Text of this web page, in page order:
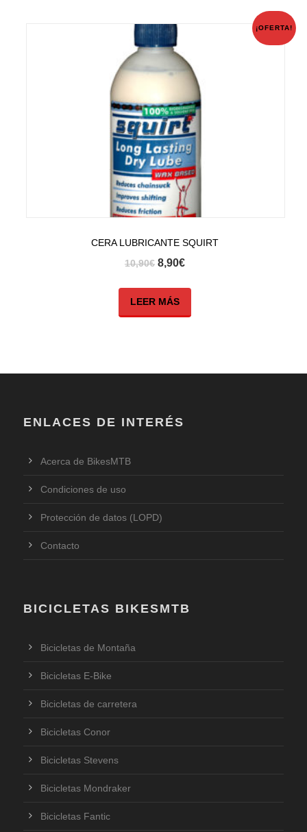
¡OFERTA!
CERA LUBRICANTE SQUIRT
10,90€ 8,90€
LEER MÁS
ENLACES DE INTERÉS
Acerca de BikesMTB
Condiciones de uso
Protección de datos (LOPD)
Contacto
BICICLETAS BIKESMTB
Bicicletas de Montaña
Bicicletas E-Bike
Bicicletas de carretera
Bicicletas Conor
Bicicletas Stevens
Bicicletas Mondraker
Bicicletas Fantic